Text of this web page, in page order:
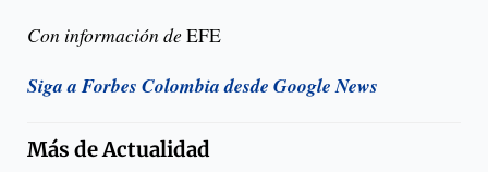
Con información deEFE
Siga a Forbes Colombia desde Google News
Más deActualidad